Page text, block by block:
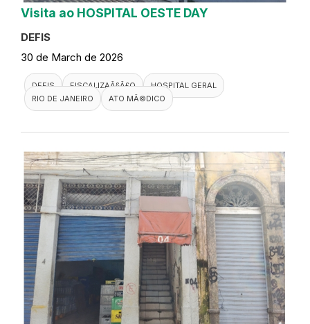
Visita ao HOSPITAL OESTE DAY
DEFIS
30 de March de 2026
DEFIS FISCALIZAÃ§Ã£O
HOSPITAL GERAL
RIO DE JANEIRO
ATO MÃ©DICO